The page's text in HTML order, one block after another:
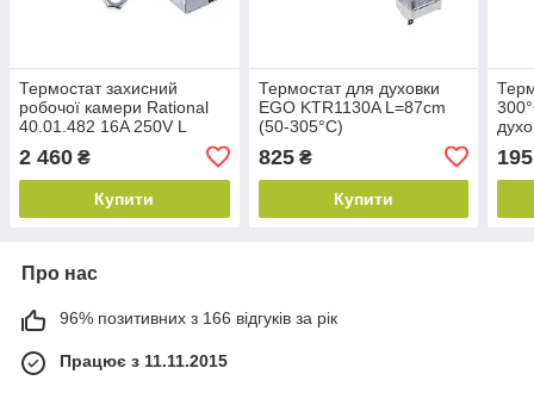
Термостат захисний
робочої камери Rational
40.01.482 16A 250V L
365°C
2 460 ₴
Купити
Термостат для духовки
EGO KTR1130A L=87cm
(50-305°C)
825₴
Купити
195
Про нас
96% позитивних з 166 відгуків за рік
Працює з 11.11.2015